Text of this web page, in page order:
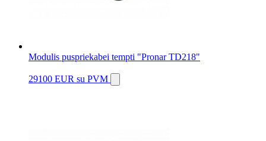
Modulis puspriekabei tempti "Pronar TD218"
29100 EUR su PVM